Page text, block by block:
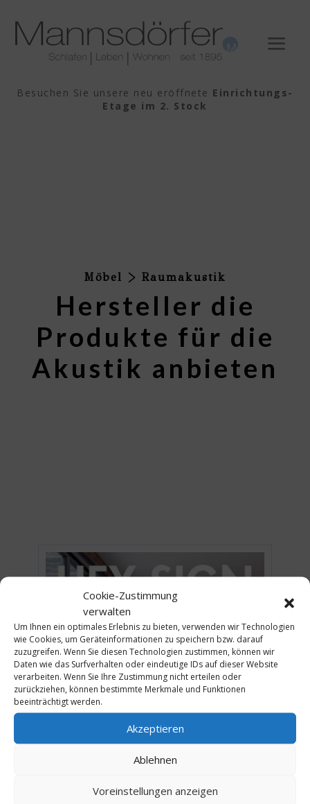
Cookie-Zustimmung
verwalten
Um Ihnen ein optimales Erlebnis zu bieten, verwenden wir Technologien
wie Cookies, um Geräteinformationen zu speichern bzw. darauf
zuzugreifen. Wenn Sie diesen Technologien zustimmen, können wir
Daten wie das Surfverhalten oder eindeutige IDs auf dieser Website
verarbeiten. Wenn Sie Ihre Zustimmung nicht erteilen oder
zurückziehen, können bestimmte Merkmale und Funktionen
beeinträchtigt werden.
Akzeptieren
Ablehnen
Voreinstellungen anzeigen
Besuchen Sie unsere neu eröffnete Einrichtungs-
Etage im 2. Stock
Möbel > Raumakustik
Hersteller die
Produkte für die
Akustik anbieten